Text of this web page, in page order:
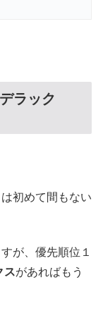
ラック
初めて間もない
が、優先順位１
スがあればもう